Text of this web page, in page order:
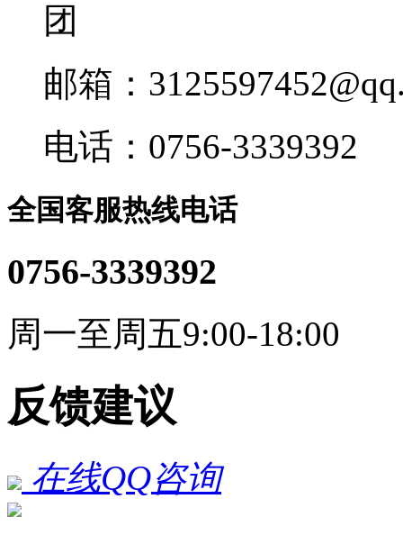
团
邮箱：
电话：0756-3339392
全国客服热线电话
0756-3339392
周一至周五9:00-18:00
反馈建议
在线QQ咨询